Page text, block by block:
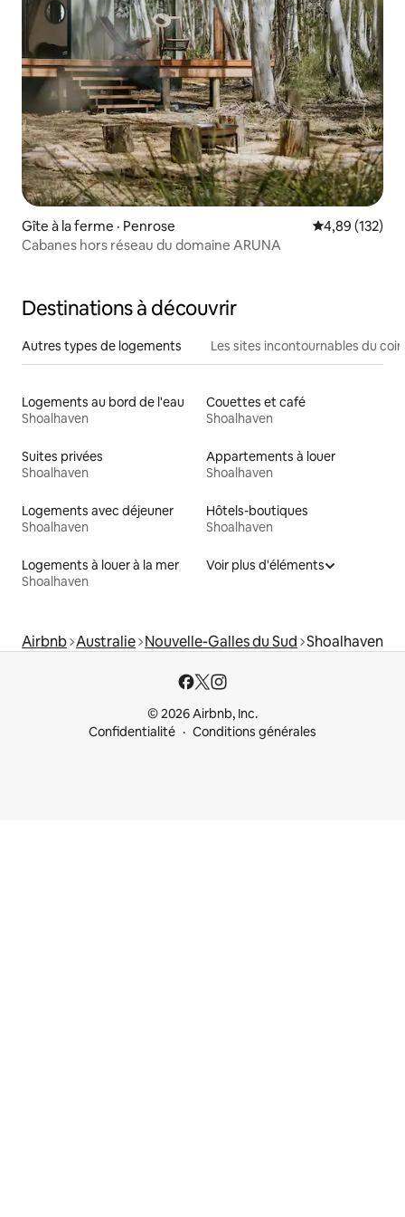
Gîte à la ferme · Penrose Note
4,89 (132)
Cabanes hors réseau du domaine ARUNA
Destinations à découvrir
Autres types de logements Les sites incontournables du coin
Logements au bord de l'eau
Shoalhaven
Couettes et café
Shoalhaven
Suites privées
Shoalhaven
Appartements à louer
Shoalhaven
Logements avec déjeuner
Shoalhaven
Hôtels-boutiques
Shoalhaven
Logements à louer à la mer
Shoalhaven
Voir plus d'éléments
Airbnb Australie Nouvelle-Galles du Sud Shoalhaven
© 2026 Airbnb, Inc.
Confidentialité
Conditions générales